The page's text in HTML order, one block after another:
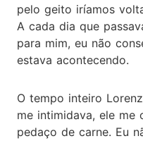
pelo geito iríamos
A cada dia que
para mim, eu não
estava acontecendo.
O tempo inteiro
me intimidava, ele me
pedaço de carne. Eu